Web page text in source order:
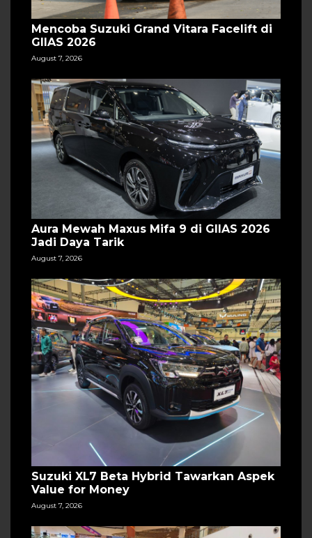
Mencoba Suzuki Grand Vitara Facelift di
GIIAS 2026
August 7, 2026
Aura Mewah Maxus Mifa 9 di GIIAS 2026
Jadi Daya Tarik
August 7, 2026
Suzuki XL7 Beta Hybrid Tawarkan Aspek
Value for Money
August 7, 2026